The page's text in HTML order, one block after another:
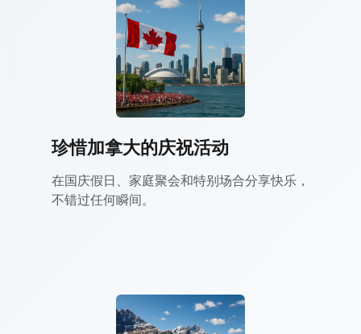
珍惜加拿大的庆祝活动
在国庆假日、家庭聚会和特别场合分享快乐，
不错过任何瞬间。